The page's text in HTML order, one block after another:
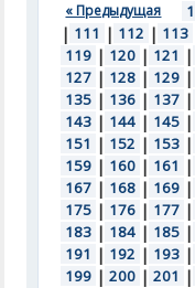
« Предыдущая 1
| 111 | 112 | 113
119 | 120 | 121 |
127 | 128 | 129 |
135 | 136 | 137 |
143 | 144 | 145 |
151 | 152 | 153 |
159 | 160 | 161 |
167 | 168 | 169 |
175 | 176 | 177 |
183 | 184 | 185 |
191 | 192 | 193 |
199 | 200 | 201 |